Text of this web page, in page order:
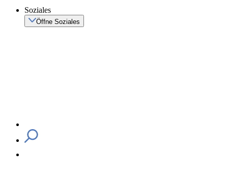
Soziales
Öffne Soziales